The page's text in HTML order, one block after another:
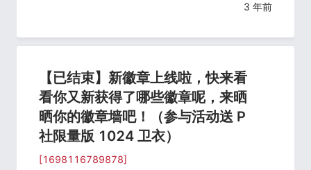
3 年前
【已结束】新徽章上线啦，快来看
看你又新获得了哪些徽章呢，来晒
晒你的徽章墙吧！（参与活动送 P
社限量版 1024 卫衣）
[1698116789878]